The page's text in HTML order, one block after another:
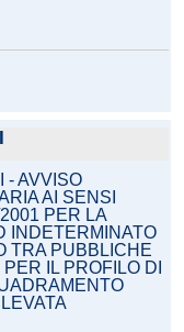
- AVVISO
AI SENSI
PER LA
INDETERMINATO
TRA PUBBLICHE
IL PROFILO DI